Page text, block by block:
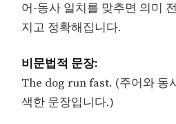
어-동사 일치를 맞추면 의미
지고 정확해집니다.
비문법적 문장:
The dog run fast. (주어와 동
색한 문장입니다.)